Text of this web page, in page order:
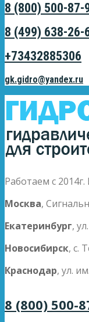
8 (800) 500-87-
8 (499) 638-26-
+73432885306
gk.gidro@yandex.ru
Работаем с
Москва,
Екатеринбург,
Новосибирск, с.
Краснодар, ул.
8 (800) 500-